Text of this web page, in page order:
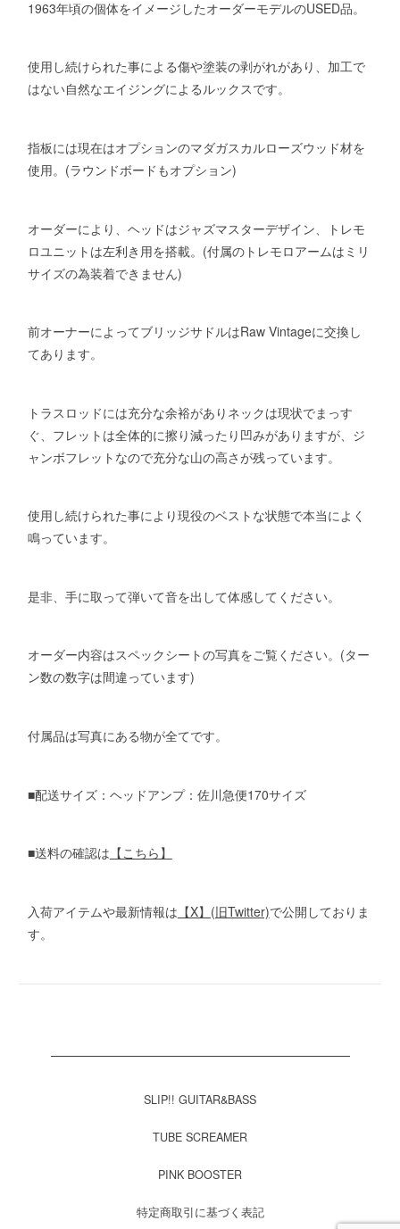
1963年頃の個体をイメージしたオーダーモデルのUSED品。
使用し続けられた事による傷や塗装の剥がれがあり、加工で
はない自然なエイジングによるルックスです。
指板には現在はオプションのマダガスカルローズウッド材を
使用。(ラウンドボードもオプション)
オーダーにより、ヘッドはジャズマスターデザイン、トレモ
ロユニットは左利き用を搭載。(付属のトレモロアームはミリ
サイズの為装着できません)
前オーナーによってブリッジサドルはRaw Vintageに交換し
てあります。
トラスロッドには充分な余裕がありネックは現状でまっす
ぐ、フレットは全体的に擦り減ったり凹みがありますが、ジ
ャンボフレットなので充分な山の高さが残っています。
使用し続けられた事により現役のベストな状態で本当によく
鳴っています。
是非、手に取って弾いて音を出して体感してください。
オーダー内容はスペックシートの写真をご覧ください。(ター
ン数の数字は間違っています)
付属品は写真にある物が全てです。
■配送サイズ：ヘッドアンプ：佐川急便170サイズ
■送料の確認は 【こちら】
入荷アイテムや最新情報は 【X】(旧Twitter)で公開しておりま
す。
SLIP!! GUITAR&BASS
TUBE SCREAMER
PINK BOOSTER
特定商取引に基づく表記